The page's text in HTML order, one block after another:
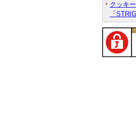
クッキ
「